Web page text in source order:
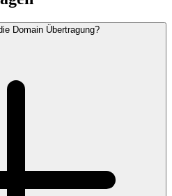
Domain Übertragung?